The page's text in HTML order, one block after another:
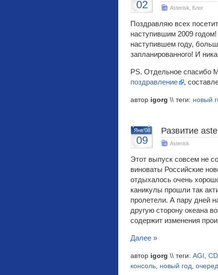
02 Asterisk Блог
Поздравляю всех
наступившим 2009
наступившем году,
запланированного! И
PS. Отдельное спасибо
поздравление
,
автор igorg \\ теги: новый
Янв'08
09
Развитие
Asterisk
Этот выпуск совсем не
виноваты Российские
отдыхалось очень
каникулы прошли так
пролетели. А пару дней
другую сторону океана
содержит изменения
Далее »
автор igorg \\ теги: AGI ,
консоль, новый год,